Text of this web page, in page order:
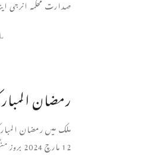
صدارت محکمہ انرجی
رمضان
12 مارچ 2024 بروز منگل ہوگا۔ ...